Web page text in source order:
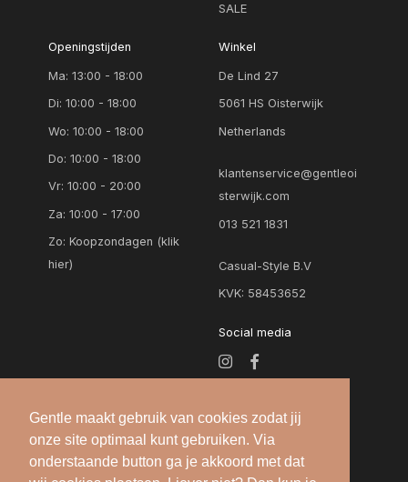
Gentle maakt gebruik van cookies zodat jij
onze site optimaal kunt gebruiken. Via
onderstaande button ga je akkoord met dat
SALE
Openingstijden
Ma: 13:00 - 18:00
Di: 10:00 - 18:00
Wo: 10:00 - 18:00
Do: 10:00 - 18:00
Vr: 10:00 - 20:00
Za: 10:00 - 17:00
Zo:Koopzondagen (klik
hier)
Winkel
De Lind 27
5061 HS Oisterwijk
Netherlands
klantenservice@gentleoi
sterwijk.com
013 521 1831
Casual-Style B.V
KVK: 58453652
Social media